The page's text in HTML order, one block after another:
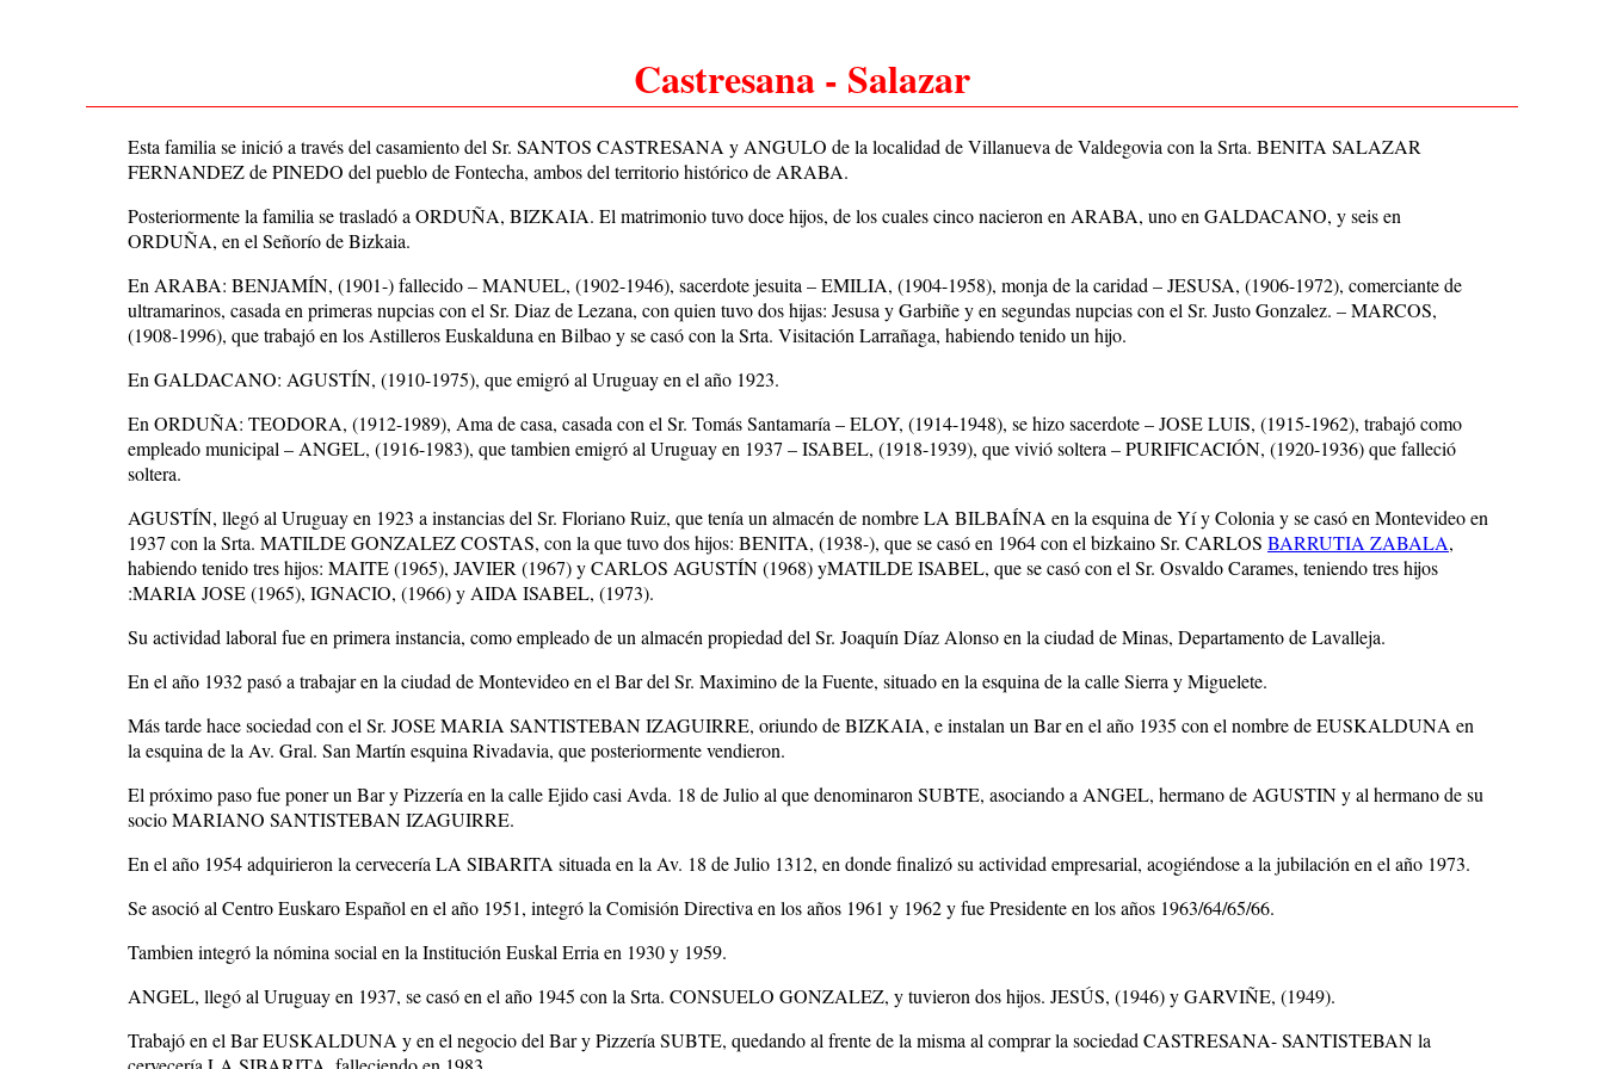
Castresana - Salazar
Esta familia se inició a través del casamiento del Sr. SANTOS CASTRESANA y ANGULO de la localidad de Villanueva de Valdegovia con la Srta. BENITA SALAZAR
FERNANDEZ de PINEDO del pueblo de Fontecha, ambos del territorio histórico de ARABA.
Posteriormente la familia se trasladó a ORDUÑA, BIZKAIA. El matrimonio tuvo doce hijos, de los cuales cinco nacieron en ARABA, uno en GALDACANO, y seis en
ORDUÑA, en el Señorío de Bizkaia.
En ARABA: BENJAMÍN, (1901-) fallecido – MANUEL, (1902-1946), sacerdote jesuita – EMILIA, (1904-1958), monja de la caridad – JESUSA, (1906-1972), comerciante de
ultramarinos, casada en primeras nupcias con el Sr. Diaz de Lezana, con quien tuvo dos hijas: Jesusa y Garbiñe y en segundas nupcias con el Sr. Justo Gonzalez. – MARCOS,
(1908-1996), que trabajó en los Astilleros Euskalduna en Bilbao y se casó con la Srta. Visitación Larrañaga, habiendo tenido un hijo.
En GALDACANO: AGUSTÍN, (1910-1975), que emigró al Uruguay en el año 1923.
En ORDUÑA: TEODORA, (1912-1989), Ama de casa, casada con el Sr. Tomás Santamaría – ELOY, (1914-1948), se hizo sacerdote – JOSE LUIS, (1915-1962), trabajó como
empleado municipal – ANGEL, (1916-1983), que tambien emigró al Uruguay en 1937 – ISABEL, (1918-1939), que vivió soltera – PURIFICACIÓN, (1920-1936) que falleció
soltera.
AGUSTÍN, llegó al Uruguay en 1923 a instancias del Sr. Floriano Ruiz, que tenía un almacén de nombre LA BILBAÍNA en la esquina de Yí y Colonia y se casó en Montevideo en
1937 con la Srta. MATILDE GONZALEZ COSTAS, con la que tuvo dos hijos: BENITA, (1938-), que se casó en 1964 con el bizkaino Sr. CARLOS BARRUTIA ZABALA,
habiendo tenido tres hijos: MAITE (1965), JAVIER (1967) y CARLOS AGUSTÍN (1968) yMATILDE ISABEL, que se casó con el Sr. Osvaldo Carames, teniendo tres hijos
:MARIA JOSE (1965), IGNACIO, (1966) y AIDA ISABEL, (1973).
Su actividad laboral fue en primera instancia, como empleado de un almacén propiedad del Sr. Joaquín Díaz Alonso en la ciudad de Minas, Departamento de Lavalleja.
En el año 1932 pasó a trabajar en la ciudad de Montevideo en el Bar del Sr. Maximino de la Fuente, situado en la esquina de la calle Sierra y Miguelete.
Más tarde hace sociedad con el Sr. JOSE MARIA SANTISTEBAN IZAGUIRRE, oriundo de BIZKAIA, e instalan un Bar en el año 1935 con el nombre de EUSKALDUNA en
la esquina de la Av. Gral. San Martín esquina Rivadavia, que posteriormente vendieron.
El próximo paso fue poner un Bar y Pizzería en la calle Ejido casi Avda. 18 de Julio al que denominaron SUBTE, asociando a ANGEL, hermano de AGUSTIN y al hermano de su
socio MARIANO SANTISTEBAN IZAGUIRRE.
En el año 1954 adquirieron la cervecería LA SIBARITA situada en la Av. 18 de Julio 1312, en donde finalizó su actividad empresarial, acogiéndose a la jubilación en el año 1973.
Se asoció al Centro Euskaro Español en el año 1951, integró la Comisión Directiva en los años 1961 y 1962 y fue Presidente en los años 1963/64/65/66.
Tambien integró la nómina social en la Institución Euskal Erria en 1930 y 1959.
ANGEL, llegó al Uruguay en 1937, se casó en el año 1945 con la Srta. CONSUELO GONZALEZ, y tuvieron dos hijos. JESÚS, (1946) y GARVIÑE, (1949).
Trabajó en el Bar EUSKALDUNA y en el negocio del Bar y Pizzería SUBTE, quedando al frente de la misma al comprar la sociedad CASTRESANA- SANTISTEBAN la